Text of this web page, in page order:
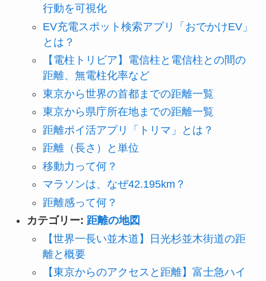
行動を可視化
EV充電スポット検索アプリ「おでかけEV」
とは？
【電柱トリビア】電信柱と電信柱との間の
距離、無電柱化率など
東京から世界の首都までの距離一覧
東京から県庁所在地までの距離一覧
距離ポイ活アプリ「トリマ」とは？
距離（長さ）と単位
移動力って何？
マラソンは、なぜ42.195km？
距離感って何？
カテゴリー: 距離の地図
【世界一長い並木道】日光杉並木街道の距
離と概要
【東京からのアクセスと距離】富士急ハイ